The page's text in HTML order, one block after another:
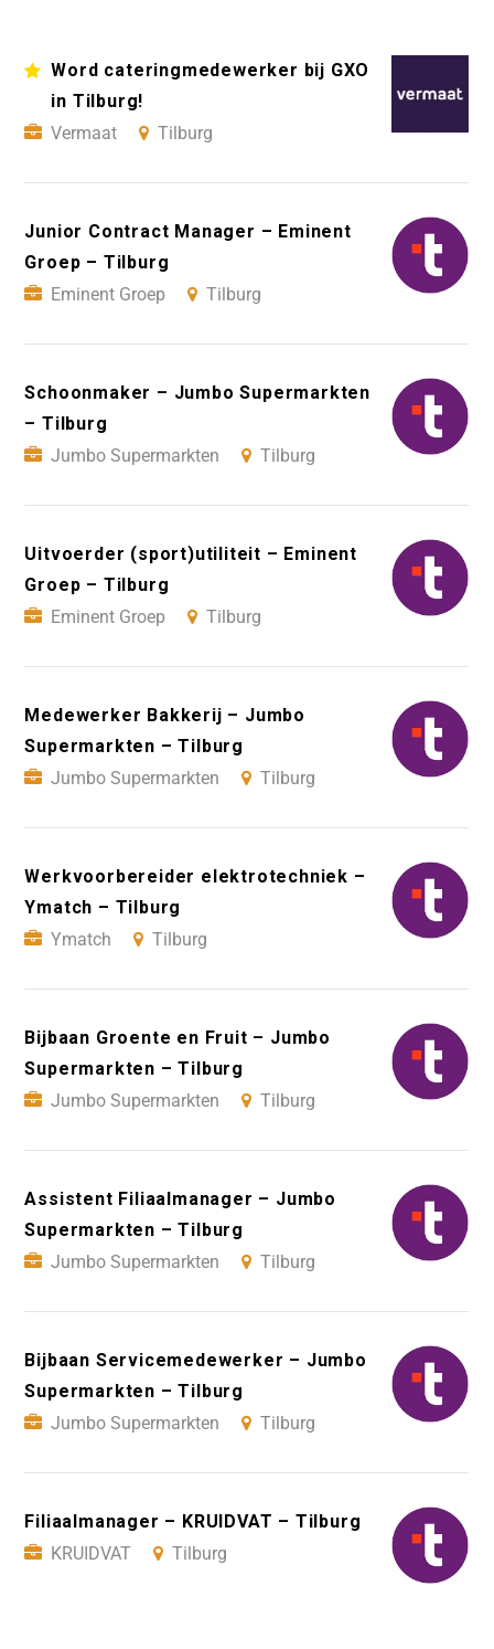
Word cateringmedewerker bij GXO
in Tilburg!
Vermaat
Tilburg
Junior Contract Manager – Eminent
Groep – Tilburg
Eminent Groep
Tilburg
Schoonmaker – Jumbo Supermarkten
– Tilburg
Jumbo Supermarkten
Tilburg
Uitvoerder (sport)utiliteit – Eminent
Groep – Tilburg
Eminent Groep
Tilburg
Medewerker Bakkerij – Jumbo
Supermarkten – Tilburg
Jumbo Supermarkten
Tilburg
Werkvoorbereider elektrotechniek –
Ymatch – Tilburg
Ymatch
Tilburg
Bijbaan Groente en Fruit – Jumbo
Supermarkten – Tilburg
Jumbo Supermarkten
Tilburg
Assistent Filiaalmanager – Jumbo
Supermarkten – Tilburg
Jumbo Supermarkten
Tilburg
Bijbaan Servicemedewerker – Jumbo
Supermarkten – Tilburg
Jumbo Supermarkten
Tilburg
Filiaalmanager – KRUIDVAT – Tilburg
KRUIDVAT
Tilburg